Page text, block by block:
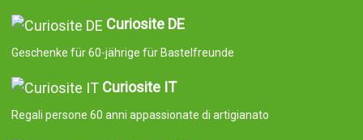
Curiosite DE
Geschenke für 60-jährige für Bastelfreunde
Curiosite IT
Regali persone 60 anni appassionate di artigianato